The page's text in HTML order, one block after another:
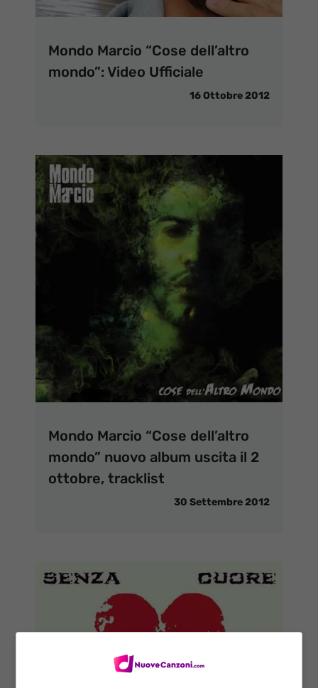
Mondo Marcio “Cose dell’altro
mondo”: Video Ufficiale
16 Ottobre 2012
Mondo Marcio “Cose dell’altro
mondo” nuovo album uscita il 2
ottobre, tracklist
30 Settembre 2012